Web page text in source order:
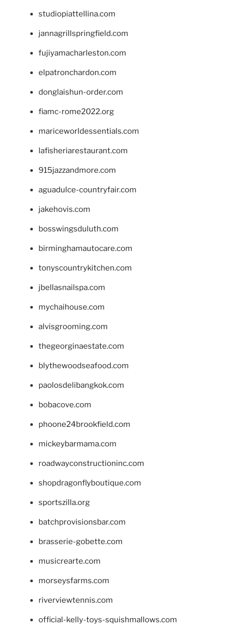
studiopiattellina.com
jannagrillspringfield.com
fujiyamacharleston.com
elpatronchardon.com
donglaishun-order.com
fiamc-rome2022.org
mariceworldessentials.com
lafisheriarestaurant.com
915jazzandmore.com
aguadulce-countryfair.com
jakehovis.com
bosswingsduluth.com
birminghamautocare.com
tonyscountrykitchen.com
jbellasnailspa.com
mychaihouse.com
alvisgrooming.com
thegeorginaestate.com
blythewoodseafood.com
paolosdelibangkok.com
bobacove.com
phoone24brookfield.com
mickeybarmama.com
roadwayconstructioninc.com
shopdragonflyboutique.com
sportszilla.org
batchprovisionsbar.com
brasserie-gobette.com
musicrearte.com
morseysfarms.com
riverviewtennis.com
official-kelly-toys-squishmallows.com